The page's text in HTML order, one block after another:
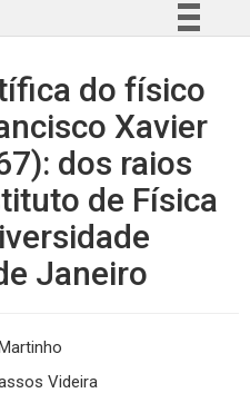
Comunica BR
Participe
Acesso à informação
Legislação
Canais
do físico
Xavier
dos raios
de Física
Janeiro
Videira